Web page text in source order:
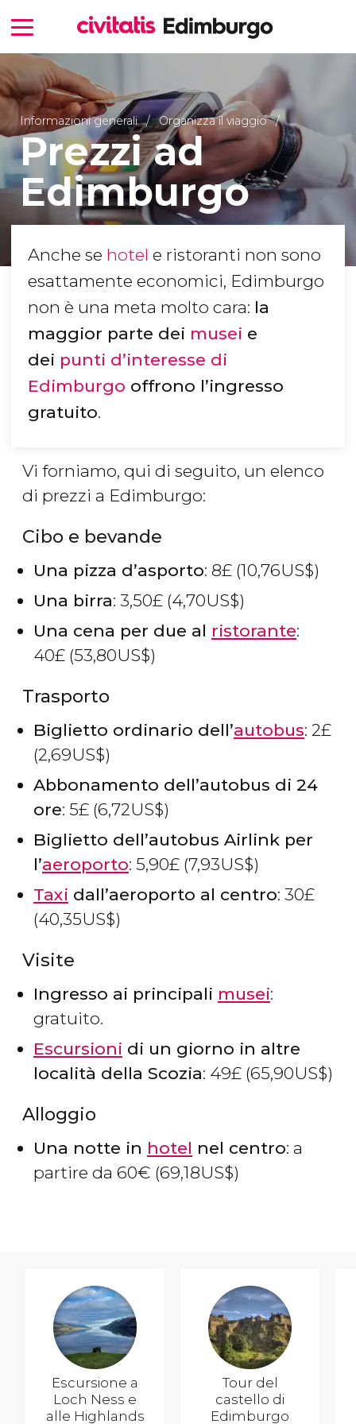
Informazioni generali Organizza il viaggio
Prezzi ad
Edimburgo
Anche se hotel e ristoranti non sono
esattamente economici, Edimburgo
non è una meta molto cara: la
maggior parte dei musei e
dei punti d’interesse di
Edimburgo offrono l’ingresso
gratuito.
Vi forniamo, qui di seguito, un elenco
di prezzi a Edimburgo:
Cibo e bevande
Una pizza d’asporto: 8£ (10,76US$)
Una birra: 3,50£ (4,70US$)
Una cena per due al ristorante:
40£ (53,80US$)
Trasporto
Biglietto ordinario dell’autobus: 2£
(2,69US$)
Abbonamento dell’autobus di 24
ore: 5£ (6,72US$)
Biglietto dell’autobus Airlink per
l’aeroporto: 5,90£ (7,93US$)
Taxi dall’aeroporto al centro: 30£
(40,35US$)
Visite
Ingresso ai principali musei:
gratuito.
Escursioni di un giorno in altre
località della Scozia: 49£ (65,90US$)
Alloggio
Una notte in hotel nel centro: a
partire da 60€ (69,18US$)
Escursione a
Loch Ness e
alle Highlands
Tour del
castello di
Edimburgo